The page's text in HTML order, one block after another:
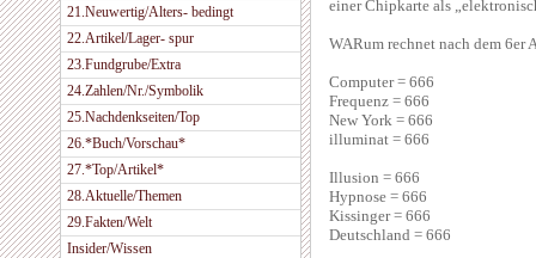
21.Neuwertig/Alters- bedingt
22.Artikel/Lager- spur
23.Fundgrube/Extra
24.Zahlen/Nr./Symbolik
25.Nachdenkseiten/Top
26.*Buch/Vorschau*
27.*Top/Artikel*
28.Aktuelle/Themen
29.Fakten/Welt
Insider/Wissen
einer Chipkarte als
WARum rechnet nach dem 6er
Computer = 666
Frequenz = 666
New York = 666
illuminat = 666
Illusion = 666
Hypnose = 666
Kissinger = 666
Deutschland = 666